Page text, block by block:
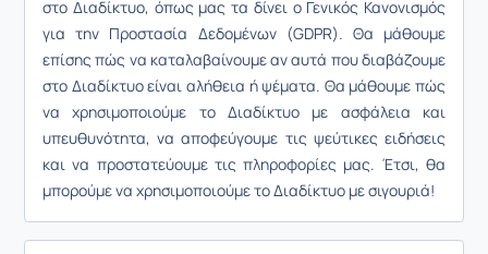
στο Διαδίκτυο, όπως μας τα δίνει ο Γενικός Κανονισμός
για την Προστασία Δεδομένων (GDPR). Θα μάθουμε
επίσης πώς να καταλαβαίνουμε αν αυτά που διαβάζουμε
στο Διαδίκτυο είναι αλήθεια ή ψέματα. Θα μάθουμε πώς
να χρησιμοποιούμε το Διαδίκτυο με ασφάλεια και
υπευθυνότητα, να αποφεύγουμε τις ψεύτικες ειδήσεις
και να προστατεύουμε τις πληροφορίες μας. Έτσι, θα
μπορούμε να χρησιμοποιούμε το Διαδίκτυο με σιγουριά!